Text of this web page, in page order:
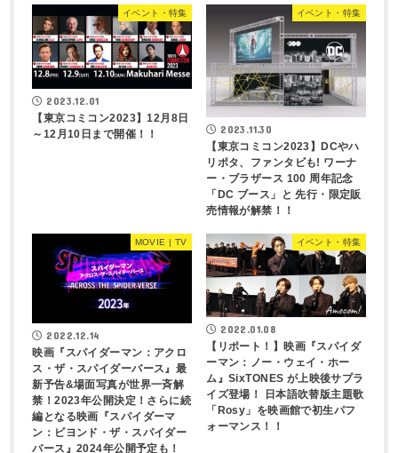
イベント・特集
2023.12.01
【東京コミコン2023】12月8日
～12月10日まで開催！！
イベント・特集
2023.11.30
【東京コミコン2023】DCやハ
リポタ、ファンタビも! ワーナ
ー・ブラザース 100 周年記念
「DC ブース」と 先行・限定販
売情報が解禁！！
MOVIE | TV
2022.12.14
映画『スパイダーマン：アクロ
ス・ザ・スパイダーバース』最
新予告&場面写真が世界一斉解
禁！2023年公開決定！さらに続
編となる映画『スパイダーマ
ン：ビヨンド・ザ・スパイダー
バース』2024年公開予定も！
イベント・特集
2022.01.08
【リポート！】映画『スパイダ
ーマン：ノー・ウェイ・ホー
ム』SixTONES が上映後サプラ
イズ登場！ 日本語吹替版主題歌
「Rosy」を映画館で初生パフ
ォーマンス！！